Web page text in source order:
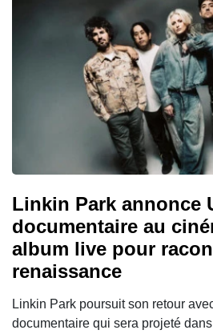
Linkin Park annonce
documentaire au
album live pour
renaissance
Linkin Park poursuit son retour
documentaire qui sera projeté